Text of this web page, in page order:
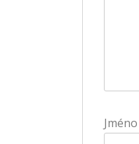
Jméno